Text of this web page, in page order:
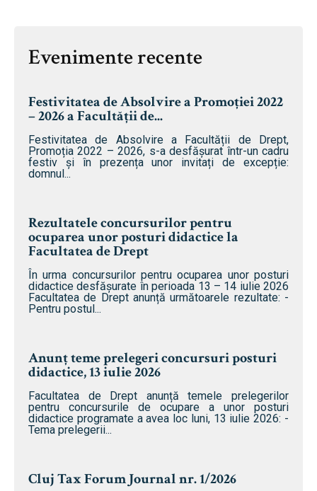
Evenimente recente
Festivitatea de Absolvire a Promoției 2022
– 2026 a Facultății de...
Festivitatea de Absolvire a Facultății de Drept,
Promoția 2022 – 2026, s-a desfășurat într-un cadru
festiv și în prezența unor invitați de excepție:
domnul...
Rezultatele concursurilor pentru
ocuparea unor posturi didactice la
Facultatea de Drept
În urma concursurilor pentru ocuparea unor posturi
didactice desfășurate în perioada 13 – 14 iulie 2026
Facultatea de Drept anunță următoarele rezultate: -
Pentru postul...
Anunț teme prelegeri concursuri posturi
didactice, 13 iulie 2026
Facultatea de Drept anunță temele prelegerilor
pentru concursurile de ocupare a unor posturi
didactice programate a avea loc luni, 13 iulie 2026: -
Tema prelegerii...
Cluj Tax Forum Journal nr. 1/2026